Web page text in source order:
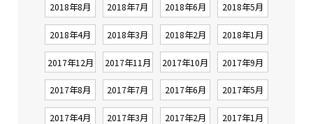
2018年8月 2018年7月 2018年6月 2018年5月
2018年4月 2018年3月 2018年2月 2018年1月
2017年12月 2017年11月 2017年10月 2017年9月
2017年8月 2017年7月 2017年6月 2017年5月
2017年4月 2017年3月 2017年2月 2017年1月